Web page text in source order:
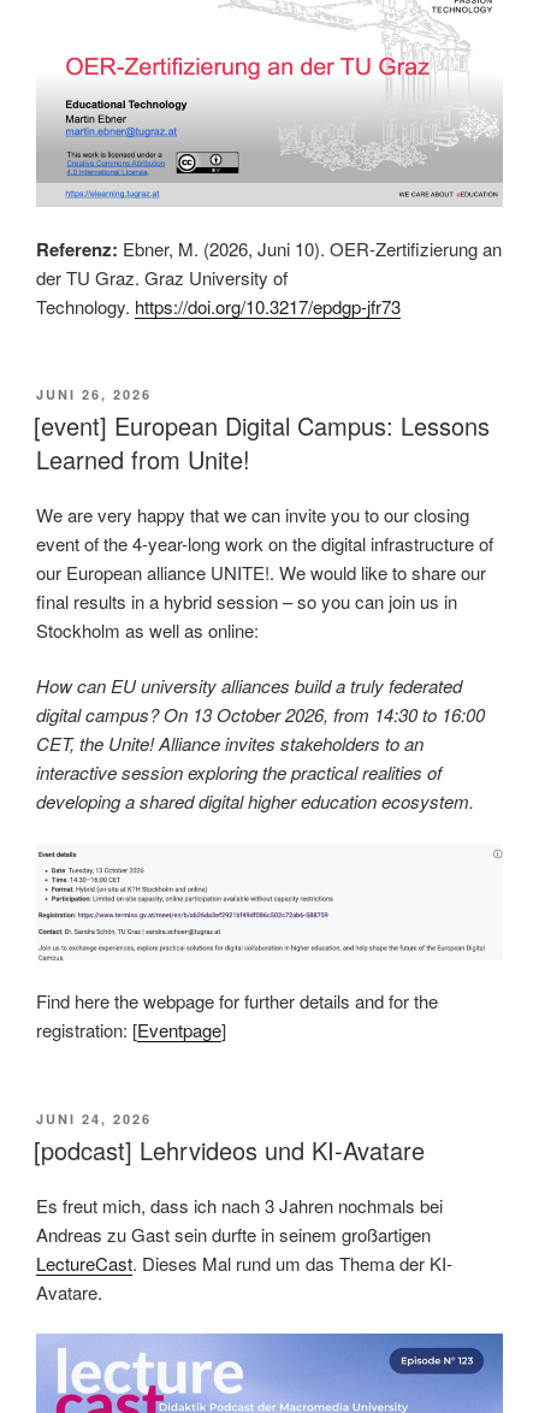
Referenz: Ebner, M. (2026, Juni 10). OER-Zertifizierung an
der TU Graz. Graz University of
Technology. https://doi.org/10.3217/epdgp-jfr73
VERÖFFENTLICHT
AM
JUNI 26, 2026
[event] European Digital Campus: Lessons
Learned from Unite!
We are very happy that we can invite you to our closing
event of the 4-year-long work on the digital infrastructure of
our European alliance UNITE!. We would like to share our
final results in a hybrid session – so you can join us in
Stockholm as well as online:
How can EU university alliances build a truly federated
digital campus? On 13 October 2026, from 14:30 to 16:00
CET, the Unite! Alliance invites stakeholders to an
interactive session exploring the practical realities of
developing a shared digital higher education ecosystem.
Find here the webpage for further details and for the
registration: [Eventpage]
VERÖFFENTLICHT
AM
JUNI 24, 2026
[podcast] Lehrvideos und KI-Avatare
Es freut mich, dass ich nach 3 Jahren nochmals bei
Andreas zu Gast sein durfte in seinem großartigen
LectureCast. Dieses Mal rund um das Thema der KI-
Avatare.